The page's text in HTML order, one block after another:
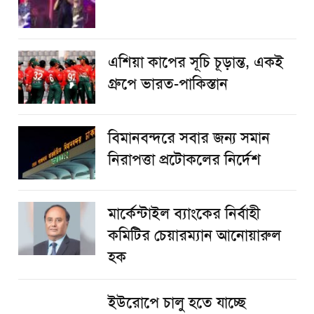
এশিয়া কাপের সূচি চূড়ান্ত, একই
গ্রুপে ভারত-পাকিস্তান
বিমানবন্দরে সবার জন্য সমান
নিরাপত্তা প্রটোকলের নির্দেশ
মার্কেন্টাইল ব্যাংকের নির্বাহী
কমিটির চেয়ারম্যান আনোয়ারুল
হক
ইউরোপে চালু হতে যাচ্ছে